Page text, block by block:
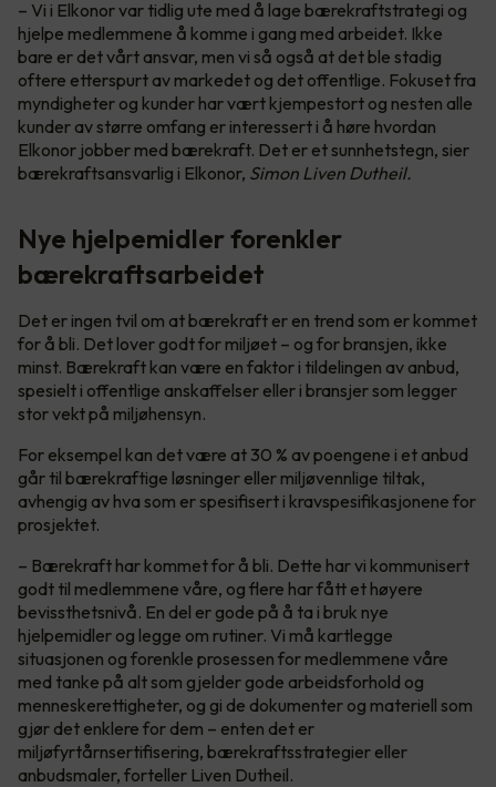
– Vi i Elkonor var tidlig ute med å lage bærekraftstrategi og
hjelpe medlemmene å komme i gang med arbeidet. Ikke
bare er det vårt ansvar, men vi så også at det ble stadig
oftere etterspurt av markedet og det offentlige. Fokuset fra
myndigheter og kunder har vært kjempestort og nesten alle
kunder av større omfang er interessert i å høre hvordan
Elkonor jobber med bærekraft. Det er et sunnhetstegn, sier
bærekraftsansvarlig i Elkonor, Simon Liven Dutheil.
Nye hjelpemidler forenkler
bærekraftsarbeidet
Det er ingen tvil om at bærekraft er en trend som er kommet
for å bli. Det lover godt for miljøet – og for bransjen, ikke
minst. Bærekraft kan være en faktor i tildelingen av anbud,
spesielt i offentlige anskaffelser eller i bransjer som legger
stor vekt på miljøhensyn.
For eksempel kan det være at 30 % av poengene i et anbud
går til bærekraftige løsninger eller miljøvennlige tiltak,
avhengig av hva som er spesifisert i kravspesifikasjonene for
prosjektet.
– Bærekraft har kommet for å bli. Dette har vi kommunisert
godt til medlemmene våre, og flere har fått et høyere
bevissthetsnivå. En del er gode på å ta i bruk nye
hjelpemidler og legge om rutiner. Vi må kartlegge
situasjonen og forenkle prosessen for medlemmene våre
med tanke på alt som gjelder gode arbeidsforhold og
menneskerettigheter, og gi de dokumenter og materiell som
gjør det enklere for dem – enten det er
miljøfyrtårnsertifisering, bærekraftsstrategier eller
anbudsmaler, forteller Liven Dutheil.